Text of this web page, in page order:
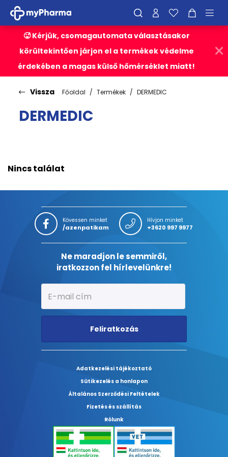
🥵 Kérjük, csomagautomata választásakor
körültekintően járjon el a termékek védelme
érdekében a magas külső hőmérséklet miatt!
Vissza Főoldal Termékek DERMEDIC
DERMEDIC
Nincs találat
Kövessen minket
/azenpatikam
Hívjon minket
+3620 997 9977
Ne maradjon le semmiről,
iratkozzon fel hírlevelünkre!
Feliratkozás
Adatkezelési tájékoztató
Sütikezelés a honlapon
Általános Szerződési Feltételek
Fizetés és szállítás
Rólunk